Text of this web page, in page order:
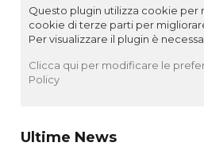
Questo plugin utilizza cookie per
cookie di terze parti per
Per visualizzare il plugin è
Clicca qui per modificare le
Policy
Ultime News